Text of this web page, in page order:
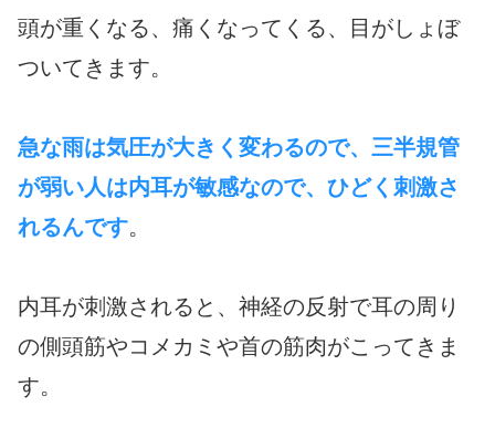
頭が重くなる、痛くなってくる、目がしょぼ
ついてきます。
急な雨は気圧が大きく変わるので、三半規管
が弱い人は内耳が敏感なので、ひどく刺激さ
れるんです。
内耳が刺激されると、神経の反射で耳の周り
の側頭筋やコメカミや首の筋肉がこってきま
す。